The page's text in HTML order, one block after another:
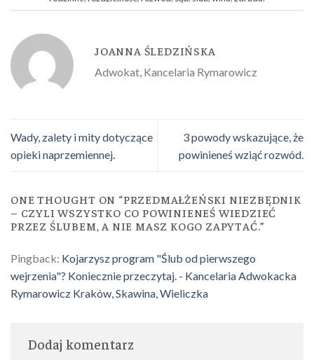
JOANNA ŚLEDZIŃSKA
Adwokat, Kancelaria Rymarowicz
Wady, zalety i mity dotyczące
opieki naprzemiennej.
3 powody wskazujące, że
powinieneś wziąć rozwód.
ONE THOUGHT ON “PRZEDMAŁŻEŃSKI NIEZBĘDNIK
– CZYLI WSZYSTKO CO POWINIENEŚ WIEDZIEĆ
PRZEZ ŚLUBEM, A NIE MASZ KOGO ZAPYTAĆ.”
Pingback: Kojarzysz program "Ślub od pierwszego
wejrzenia"? Koniecznie przeczytaj. - Kancelaria Adwokacka
Rymarowicz Kraków, Skawina, Wieliczka
Dodaj komentarz